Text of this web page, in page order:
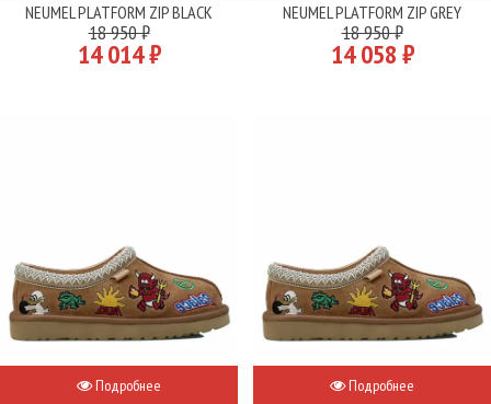
NEUMEL PLATFORM ZIP BLACK
18 950 ₽
14 014 ₽
NEUMEL PLATFORM ZIP GREY
18 950 ₽
14 058 ₽
Подробнее Подробнее